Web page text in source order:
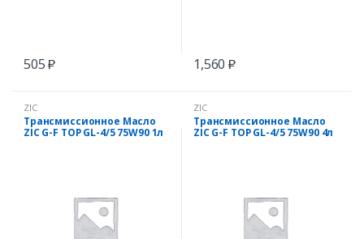
505₽ 1,560₽
ZIC
Трансмиссионное Масло
ZIC G-F TOP GL-4/5 75W90 1л
ZIC
Трансмиссионное Масло
ZIC G-F TOP GL-4/5 75W90 4л